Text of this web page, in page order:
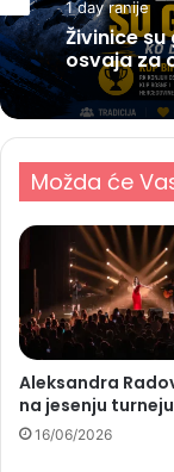
1 day ranije
Živinice
osvaja za
Možda će
Aleksandra
na jesenju
16/06/2026